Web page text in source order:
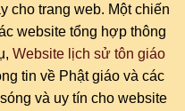
cho trang web. Một chiến
website tổng hợp thông
Website lịch sử tôn giáo
tin về Phật giáo và các
và uy tín cho website